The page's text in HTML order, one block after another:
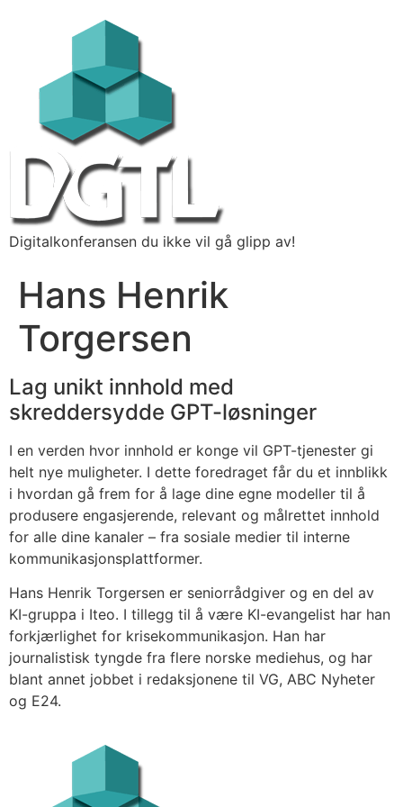
Digitalkonferansen du ikke vil gå glipp av!
Hans Henrik
Torgersen
Lag unikt innhold med
skreddersydde GPT-løsninger
I en verden hvor innhold er konge vil GPT-tjenester gi
helt nye muligheter. I dette foredraget får du et innblikk
i hvordan gå frem for å lage dine egne modeller til å
produsere engasjerende, relevant og målrettet innhold
for alle dine kanaler – fra sosiale medier til interne
kommunikasjonsplattformer.
Hans Henrik Torgersen er seniorrådgiver og en del av
KI-gruppa i Iteo. I tillegg til å være KI-evangelist har han
forkjærlighet for krisekommunikasjon. Han har
journalistisk tyngde fra flere norske mediehus, og har
blant annet jobbet i redaksjonene til VG, ABC Nyheter
og E24.